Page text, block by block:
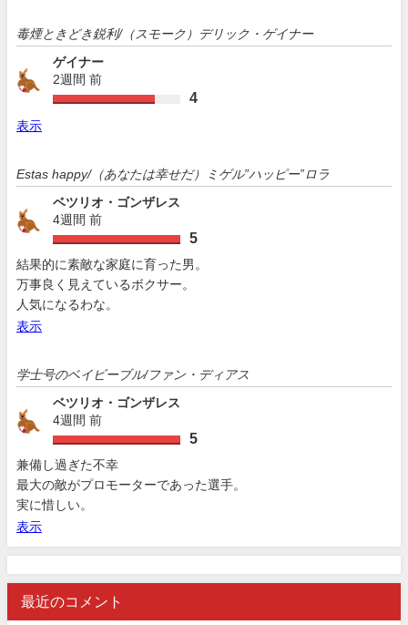
毒煙ときどき鋭利/（スモーク）デリック・ゲイナー
ゲイナー
2週間 前
4
表示
Estas happy/（あなたは幸せだ）ミゲル”ハッピー”ロラ
ベツリオ・ゴンザレス
4週間 前
5
結果的に素敵な家庭に育った男。
万事良く見えているボクサー。
人気になるわな。
表示
学士号のベイビーブル/ファン・ディアス
ベツリオ・ゴンザレス
4週間 前
5
兼備し過ぎた不幸
最大の敵がプロモーターであった選手。
実に惜しい。
表示
最近のコメント